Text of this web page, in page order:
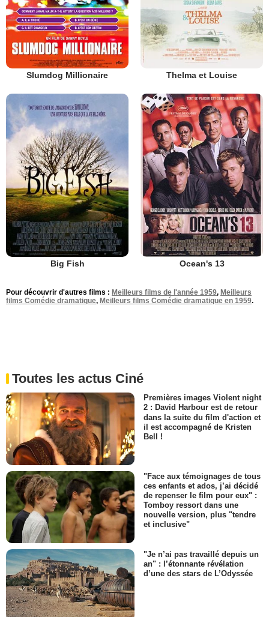
Slumdog Millionaire Thelma et Louise
Big Fish Ocean's 13
Pour découvrir d'autres films : Meilleurs films de l'année 1959, Meilleurs
films Comédie dramatique, Meilleurs films Comédie dramatique en 1959.
Toutes les actus Ciné
Premières images Violent night
2 : David Harbour est de retour
dans la suite du film d'action et
il est accompagné de Kristen
Bell !
"Face aux témoignages de tous
ces enfants et ados, j’ai décidé
de repenser le film pour eux" :
Tomboy ressort dans une
nouvelle version, plus "tendre
et inclusive"
"Je n’ai pas travaillé depuis un
an" : l’étonnante révélation
d’une des stars de L’Odyssée